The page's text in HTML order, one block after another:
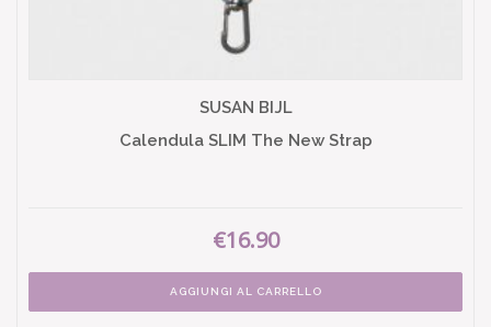
SUSAN BIJL
Calendula SLIM The New Strap
€16.90
AGGIUNGI AL CARRELLO